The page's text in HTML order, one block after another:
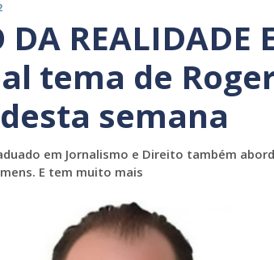
DA REALIDADE
tema de
semana
em Jornalismo e Direito também
E tem muito mais